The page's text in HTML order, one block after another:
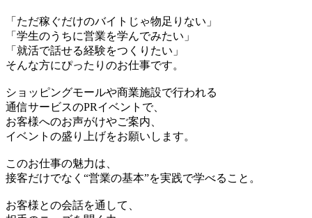
「ただ稼ぐだけのバイトじゃ物足りない」
「学生のうちに営業を学んでみたい」
「就活で話せる経験をつくりたい」
そんな方にぴったりのお仕事です。
ショッピングモールや商業施設で行われる
通信サービスのPRイベントで、
お客様へのお声がけやご案内、
イベントの盛り上げをお願いします。
このお仕事の魅力は、
接客だけでなく“営業の基本”を実践で学べること。
お客様との会話を通して、